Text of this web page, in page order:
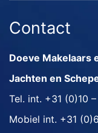
Contact
Doeve Makelaars
Jachten en
Tel. int. +31 (0)10
Mobiel int. +31